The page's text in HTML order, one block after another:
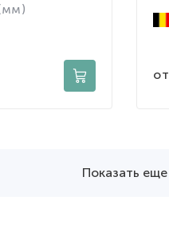
от
Показать еще